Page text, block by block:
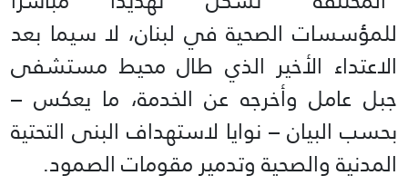
للمؤسسات الصحية في لبنان، لا سيما بعد
الاعتداء الأخير الذي طال محيط مستشفى
جبل عامل وأخرجه عن الخدمة، ما يعكس –
بحسب البيان – نوايا لاستهداف البنى التحتية
المدنية والصحية وتدمير مقومات الصمود.